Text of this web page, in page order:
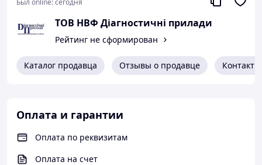
70.
Был online:сегодня
ТОВ НВФ Діагностичні прилади
Рейтинг не сформирован
Каталог продавца Отзывы о продавце Контакты
Оплата и гарантии
Оплата по реквизитам
Оплата на счет